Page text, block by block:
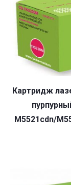
Картридж
M5521cdn/